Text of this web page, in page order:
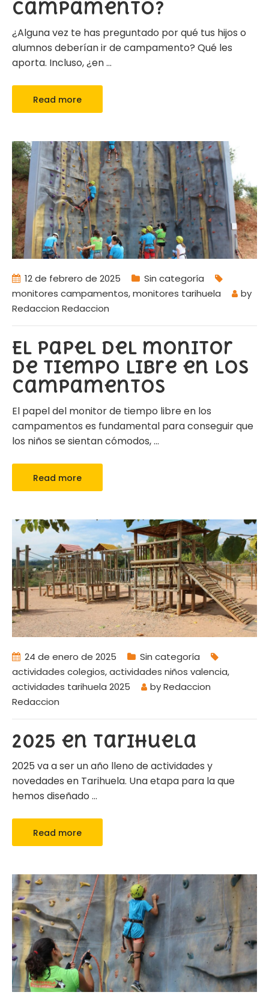
campamento?
¿Alguna vez te has preguntado por qué tus hijos o
alumnos deberían ir de campamento? Qué les
aporta. Incluso, ¿en…
Read more
12 de febrero de 2025
Sin categoría
monitores campamentos,monitores tarihuela
by
Redaccion Redaccion
El papel del monitor
de tiempo libre en los
campamentos
El papel del monitor de tiempo libre en los
campamentos es fundamental para conseguir que
los niños se sientan cómodos,…
Read more
24 de enero de 2025
Sin categoría
actividades colegios,actividades niños valencia,
actividades tarihuela 2025
byRedaccion
Redaccion
2025 en Tarihuela
2025 va a ser un año lleno de actividades y
novedades en Tarihuela. Una etapa para la que
hemos diseñado …
Read more